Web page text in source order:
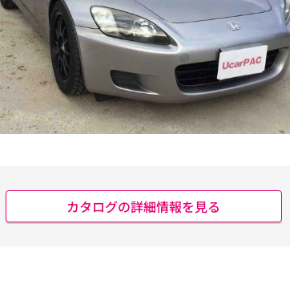
カタログの詳細情報を見る